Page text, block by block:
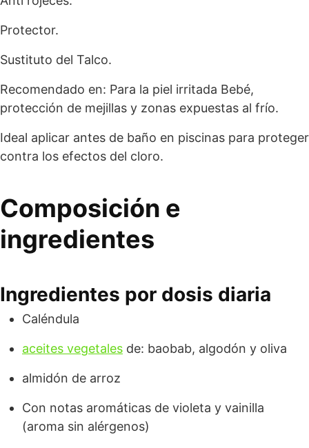
Protector.
Sustituto del Talco.
Recomendado en: Para la piel irritada Bebé,
protección de mejillas y zonas expuestas al frío.
Ideal aplicar antes de baño en piscinas para proteger
contra los efectos del cloro.
Composición e
ingredientes
Ingredientes por dosis diaria
Caléndula
aceites vegetales de: baobab, algodón y oliva
almidón de arroz
Con notas aromáticas de violeta y vainilla
(aroma sin alérgenos)